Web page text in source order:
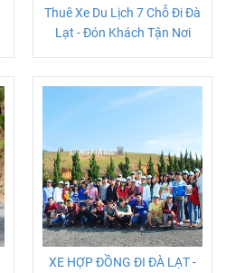
Thuê Xe Du Lịch 7 Chỗ Đi Đà
Lạt - Đón Khách Tận Nơi
XE HỢP ĐỒNG ĐI ĐÀ LẠT -